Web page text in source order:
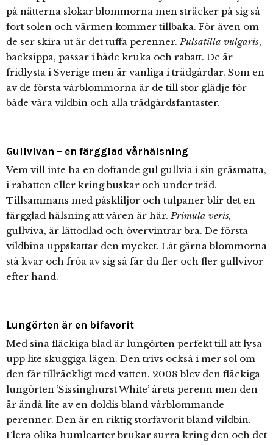
på nätterna slokar blommorna men sträcker på sig så
fort solen och värmen kommer tillbaka. För även om
de ser skira ut är det tuffa perenner.Pulsatilla vulgaris,
backsippa, passar i både kruka och rabatt. De är
fridlysta i Sverige men är vanliga i trädgårdar. Som en
av de första vårblommorna är de till stor glädje för
både våra vildbin och alla trädgårdsfantaster.
Gullvivan – en färgglad vårhälsning
Vem vill inte ha en doftande gul gullvia i sin gräsmatta,
i rabatten eller kring buskar och under träd.
Tillsammans med påskliljor och tulpaner blir det en
färgglad hälsning att våren är här.Primula veris,
gullviva, är lättodlad och övervintrar bra. De första
vildbina uppskattar den mycket. Låt gärna blommorna
stå kvar och fröa av sig så får du fler och fler gullvivor
efter hand.
Lungörten är en bifavorit
Med sina fläckiga blad är lungörten perfekt till att lysa
upp lite skuggiga lägen. Den trivs också i mer sol om
den får tillräckligt med vatten. 2008 blev den fläckiga
lungörten ’Sissinghurst White’ årets perenn men den
är ändå lite av en doldis bland vårblommande
perenner. Den är en riktig storfavorit bland vildbin.
Flera olika humlearter brukar surra kring den och det